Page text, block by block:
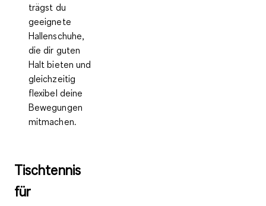
trägst du
geeignete
Hallenschuhe,
die dir guten
Halt bieten und
gleichzeitig
flexibel deine
Bewegungen
mitmachen.
Tischtennis
für